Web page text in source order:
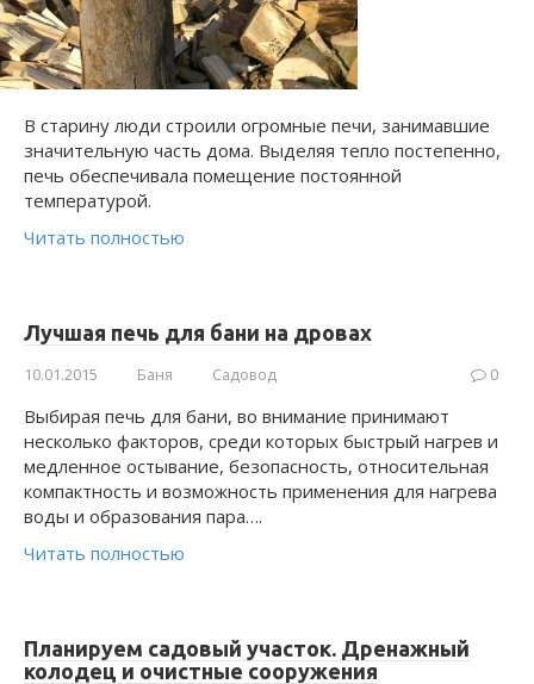
В старину люди строили огромные печи, занимавшие
значительную часть дома. Выделяя тепло постепенно,
печь обеспечивала помещение постоянной
температурой.
Читать полностью
Лучшая печь для бани на дровах
10.01.2015 Баня Садовод 0
Выбирая печь для бани, во внимание принимают
несколько факторов, среди которых быстрый нагрев и
медленное остывание, безопасность, относительная
компактность и возможность применения для нагрева
воды и образования пара….
Читать полностью
Планируем садовый участок. Дренажный
колодец и очистные сооружения